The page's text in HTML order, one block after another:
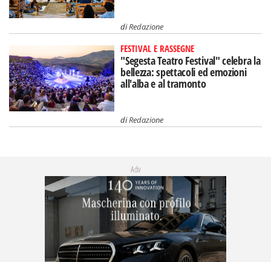
diRedazione
FESTIVAL E RASSEGNE
"Segesta Teatro Festival" celebra la
bellezza: spettacoli ed emozioni
all'alba e al tramonto
diRedazione
Adv